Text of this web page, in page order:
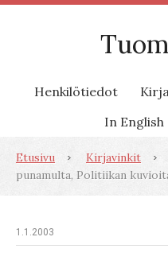
Henkilötiedot
In English
Etusivu Kirjavinkit
punamulta, Politiikan
1.1.2003